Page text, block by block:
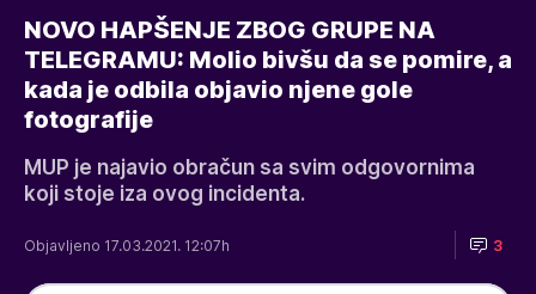
NOVO HAPŠENJE ZBOG GRUPE NA
TELEGRAMU: Molio bivšu da se pomire, a
kada je odbila objavio njene gole
fotografije
MUP je najavio obračun sa svim odgovornima
koji stoje iza ovog incidenta.
Objavljeno 17.03.2021. 12:07h 3